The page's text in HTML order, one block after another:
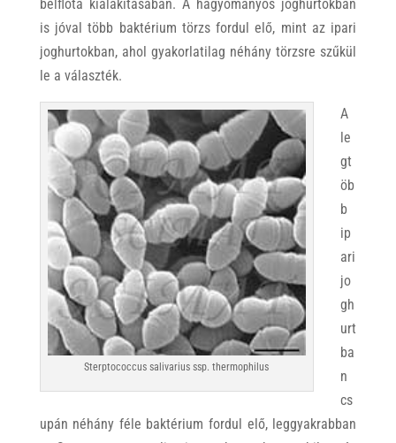
bélflóta kialakításában. A hagyományos joghurtokban
is jóval több baktérium törzs fordul elő, mint az ipari
joghurtokban, ahol gyakorlatilag néhány törzsre szűkül
le a választék.
Sterptococcus salivarius ssp. thermophilus
A
le
gt
öb
b
ip
ari
jo
gh
urt
ba
n
cs
upán néhány féle baktérium fordul elő, leggyakrabban